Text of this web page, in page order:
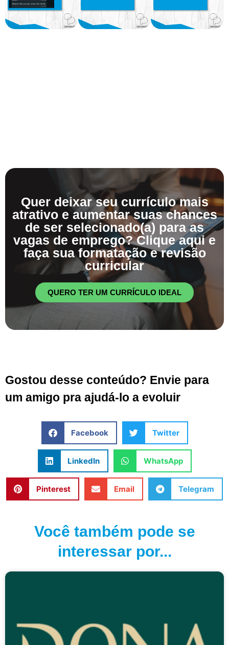
Quer deixar seu currículo mais
atrativo e aumentar suas chances
de ser selecionado(a) para as
vagas de emprego? Clique aqui e
faça sua formatação e revisão
curricular
QUERO TER UM CURRÍCULO IDEAL
Gostou desse conteúdo? Envie para
um amigo pra ajudá-lo a evoluir
Facebook Twitter
LinkedIn WhatsApp
Pinterest Email Telegram
Você também pode se
interessar por...